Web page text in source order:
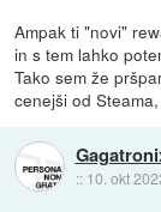
Ampak ti "novi"
in s tem lahko
Tako sem že
cenejši od
:: 10. okt